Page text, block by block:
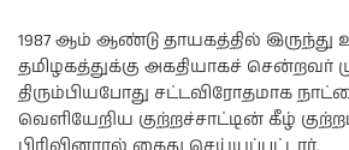
1987 ஆம் ஆண்டு தாயகத்தில் இருந்து
தமிழகத்துக்கு அகதியாகச் சென்றவர்
திரும்பியபோது சட்டவிரோதமாக
வெளியேறிய குற்றச்சாட்டின் கீழ்